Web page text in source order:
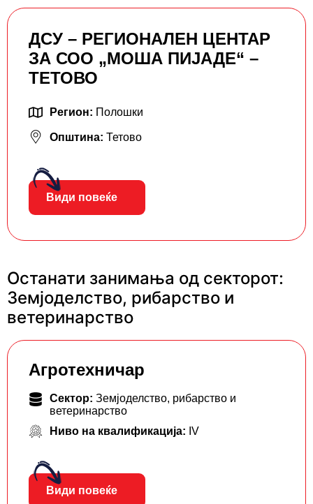
ДСУ – РЕГИОНАЛЕН ЦЕНТАР
ЗА СОО „МОША ПИЈАДЕ“ –
ТЕТОВО
Регион: Полошки
Општина: Тетово
Види повеќе
Останати занимања од секторот:
Земјоделство, рибарство и
ветеринарство
Агротехничар
Сектор: Земјоделство, рибарство и
ветеринарство
Ниво на квалификација: IV
Види повеќе